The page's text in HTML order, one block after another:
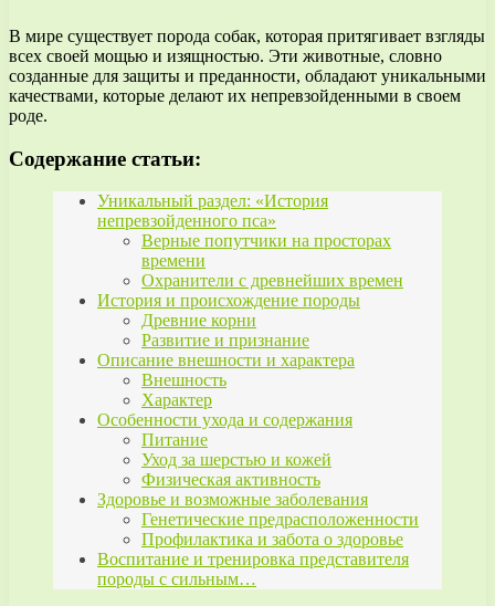
В мире существует порода собак, которая притягивает взгляды
всех своей мощью и изящностью. Эти животные, словно
созданные для защиты и преданности, обладают уникальными
качествами, которые делают их непревзойденными в своем
роде.
Содержание статьи:
Уникальный раздел: «История
непревзойденного пса»
Верные попутчики на просторах
времени
Охранители с древнейших времен
История и происхождение породы
Древние корни
Развитие и признание
Описание внешности и характера
Внешность
Характер
Особенности ухода и содержания
Питание
Уход за шерстью и кожей
Физическая активность
Здоровье и возможные заболевания
Генетические предрасположенности
Профилактика и забота о здоровье
Воспитание и тренировка представителя
породы с сильным…